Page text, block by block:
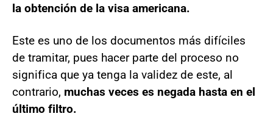
la obtención de la visa americana.
Este es uno de los documentos más difíciles
de tramitar, pues hacer parte del proceso no
significa que ya tenga la validez de este, al
contrario, muchas veces es negada hasta en el
último filtro.